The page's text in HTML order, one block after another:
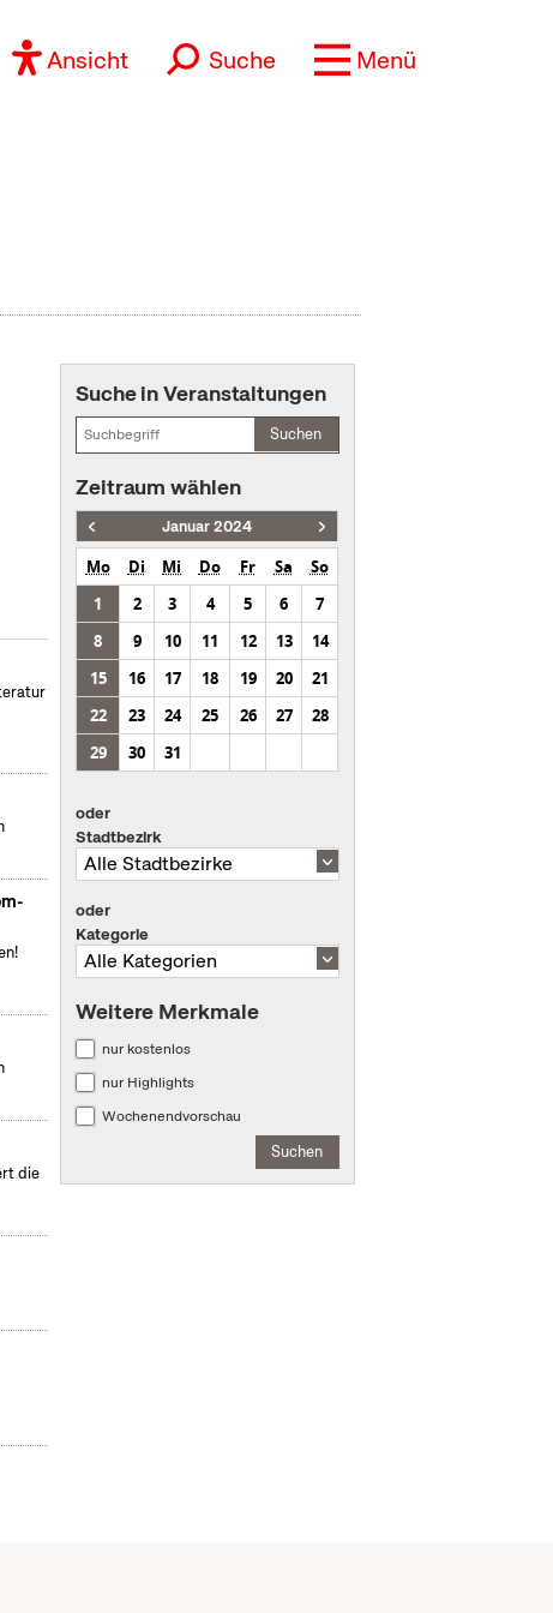
Ansicht Suche Menü
die
Suche in Veranstaltungen
Suchen
Zeitraum wählen
Januar 2024
Mo Di Mi Do Fr Sa
So
1
2 3 4 5 6
7
8
9 10 11 12 13
14
15
16 17 18 19 20
21
22
23 24 25 26 27
28
29
30 31
oder
Stadtbezirk
oder
Kategorie
Weitere Merkmale
nur kostenlos
nur Highlights
Wochenendvorschau
Suchen